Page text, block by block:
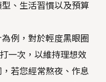
、生活習慣以及預算
例，對於輕度黑眼圈
一次，以維持理想效
若您經常熬夜、作息